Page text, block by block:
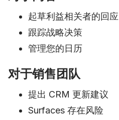
起草利益相关者的回应
跟踪战略决策
管理您的日历
对于销售团队
提出 CRM 更新建议
Surfaces 存在风险